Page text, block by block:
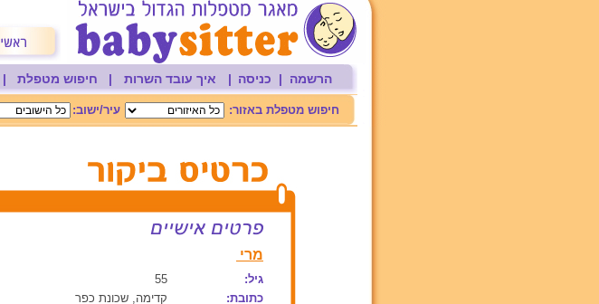
הרשמה | כניסה | איך עובד השרות | חיפוש מטפלת |
חיפוש מטפלת באזור: עיר/ישוב:
מרי
גיל:
55
כתובת:
קדימה, שכונת כפר